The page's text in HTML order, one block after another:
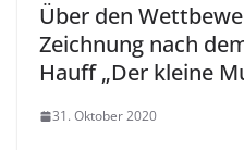
Über den
Zeichnung nach
Hauff „Der kleine
31. Oktober 2020